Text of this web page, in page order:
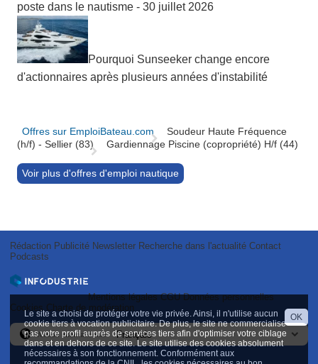
Le site a choisi de protéger votre vie privée. Ainsi, il n'utilise aucun
cookie tiers à vocation publicitaire. De plus, le site ne commercialise
pas votre profil auprès de services tiers afin d'optimiser votre ciblage
dans et en dehors de ce site. Le site utilise des cookies absolument
nécessaires à son fonctionnement. Conformément aux
OK
poste dans le nautisme - 30 juillet 2026
Pourquoi Sunseeker change encore
d'actionnaires après plusieurs années d'instabilité
Offres sur EmploiBateau.com
Soudeur Haute Fréquence
(h/f) - Sellier (83)
Gardiennage Piscine (copropriété) H/f (44)
Voir plus d'offres d'emploi nautique
Rédaction Publicité Newsletter Recherche dans l'actualité Contact
Podcasts
Mentions légales CGU Données personnelles
Cookies Charte de modération
Version internationale